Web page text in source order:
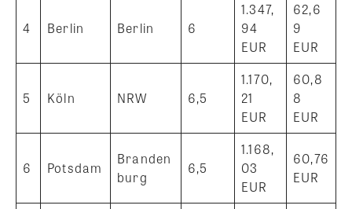
4 Berlin Berlin 6
1.347,
94
EUR
62,6
9
EUR
5 Köln NRW 6,5
1.170,
21
EUR
60,8
8
EUR
6 Potsdam
Branden
burg
6,5
1.168,
03
EUR
60,76
EUR